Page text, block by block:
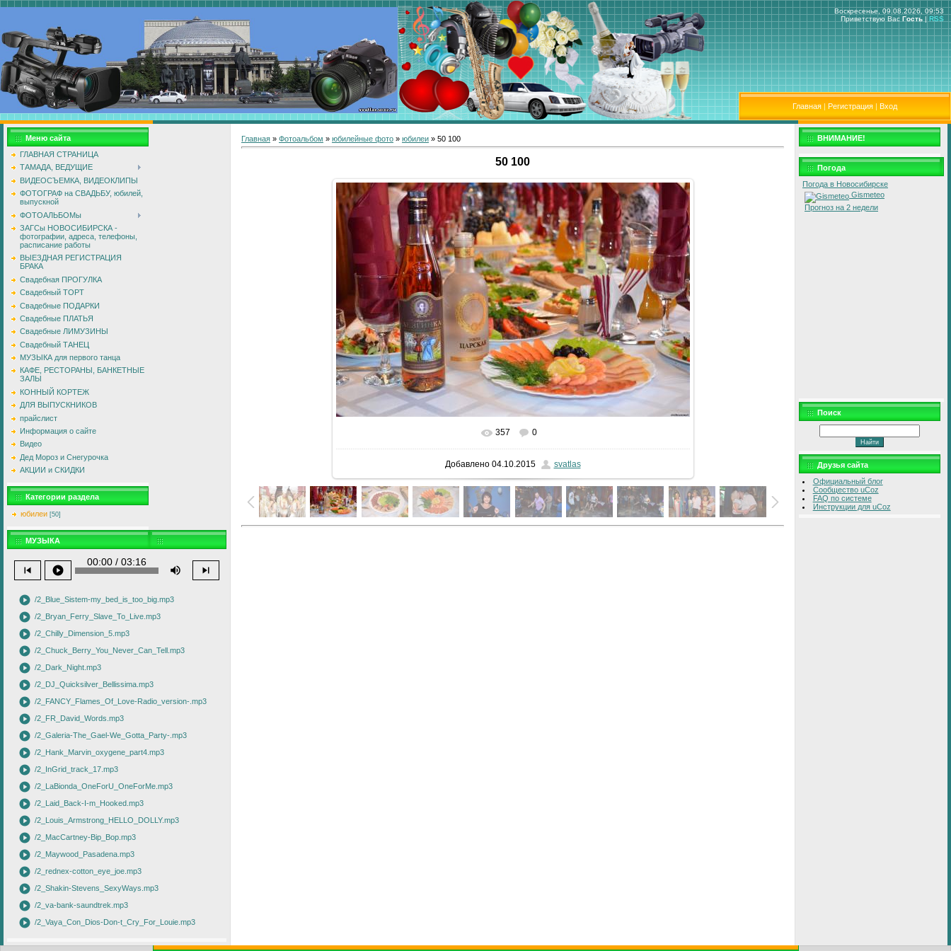
Воскресенье, 09.08.2026, 09:53
Приветствую Вас Гость | RSS
Главная | Регистрация | Вход
Меню сайта
ГЛАВНАЯ СТРАНИЦА
ТАМАДА, ВЕДУЩИЕ
ВИДЕОСЪЕМКА, ВИДЕОКЛИПЫ
ФОТОГРАФ на СВАДЬБУ, юбилей,
выпускной
ФОТОАЛЬБОМы
ЗАГСы НОВОСИБИРСКА -
фотографии, адреса, телефоны,
расписание работы
ВЫЕЗДНАЯ РЕГИСТРАЦИЯ
БРАКА
Свадебная ПРОГУЛКА
Свадебный ТОРТ
Свадебные ПОДАРКИ
Свадебные ПЛАТЬЯ
Свадебные ЛИМУЗИНЫ
Свадебный ТАНЕЦ
МУЗЫКА для первого танца
КАФЕ, РЕСТОРАНЫ, БАНКЕТНЫЕ
ЗАЛЫ
КОННЫЙ КОРТЕЖ
ДЛЯ ВЫПУСКНИКОВ
прайслист
Информация о сайте
Видео
Дед Мороз и Снегурочка
АКЦИИ и СКИДКИ
Категории раздела
юбилеи [50]
МУЗЫКА
skip_previous play_circle
00:00 / 03:16
volume_up skip_next
play_circle /2_Blue_Sistem-my_bed_is_too_big.mp3
play_circle /2_Bryan_Ferry_Slave_To_Live.mp3
play_circle /2_Chilly_Dimension_5.mp3
play_circle /2_Chuck_Berry_You_Never_Can_Tell.mp3
play_circle /2_Dark_Night.mp3
play_circle /2_DJ_Quicksilver_Bellissima.mp3
play_circle /2_FANCY_Flames_Of_Love-Radio_version-.mp3
play_circle /2_FR_David_Words.mp3
play_circle /2_Galeria-The_Gael-We_Gotta_Party-.mp3
play_circle /2_Hank_Marvin_oxygene_part4.mp3
play_circle /2_InGrid_track_17.mp3
play_circle /2_LaBionda_OneForU_OneForMe.mp3
play_circle /2_Laid_Back-I-m_Hooked.mp3
play_circle /2_Louis_Armstrong_HELLO_DOLLY.mp3
play_circle /2_MacCartney-Bip_Bop.mp3
play_circle /2_Maywood_Pasadena.mp3
play_circle /2_rednex-cotton_eye_joe.mp3
play_circle /2_Shakin-Stevens_SexyWays.mp3
play_circle /2_va-bank-saundtrek.mp3
play_circle /2_Vaya_Con_Dios-Don-t_Cry_For_Louie.mp3
Главная » Фотоальбом » юбилейные фото » юбилеи » 50 100
50 100
В реальном размере 2000x1324
357 0
Добавлено04.10.2015 svatlas
ВНИМАНИЕ!
Погода
Погода в Новосибирске
Gismeteo
Прогноз на 2 недели
Поиск
Друзья сайта
Официальный блог
Сообщество uCoz
FAQ по системе
Инструкции для uCoz